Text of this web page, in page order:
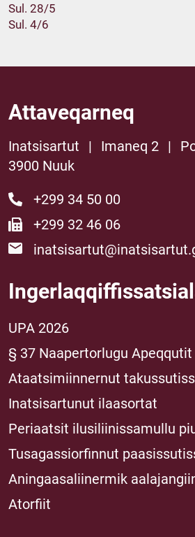
Sul. 28/5
Sul. 4/6
Attaveqarneq
Inatsisartut | Imaneq 2 |
3900 Nuuk
+299 34 50 00
+299 32 46 06
UPA 2026
§ 37 Naapertorlugu Apeqqutit
Ataatsimiinnernut
Inatsisartunut ilaasortat
Periaatsit ilusiliinissamullu
Tusagassiorfinnut
Aningaasaliinermik
Atorfiit